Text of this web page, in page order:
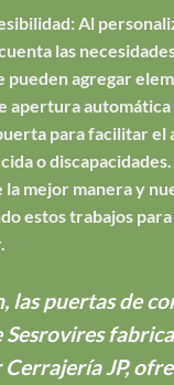
Al
las
pueden agregar
apertura automática
para facilitar el
o
la mejor manera y
estos trabajos
las puertas de
Sesrovires
JP,